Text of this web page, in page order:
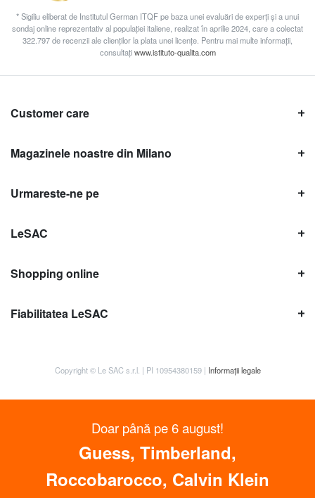
* Sigiliu eliberat de Institutul German ITQF pe baza unei evaluări de experți și a unui
sondaj online reprezentativ al populației italiene, realizat în aprilie 2024, care a colectat
322.797 de recenzii ale clienților la plata unei licențe. Pentru mai multe informații,
consultațiwww.istituto-qualita.com
Customer care
Magazinele noastre din Milano
Urmareste-ne pe
LeSAC
Shopping online
Fiabilitatea LeSAC
Copyright © Le SAC s.r.l. | PI 10954380159 | Informații legale
Doar până pe 6 august!
Guess, Timberland,
Roccobarocco, Calvin Klein